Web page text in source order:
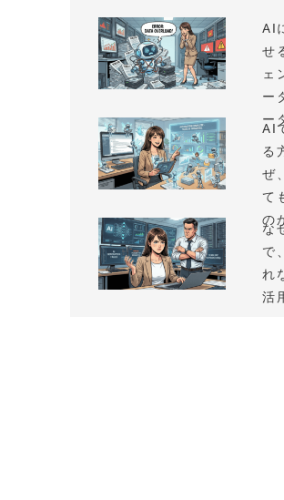
AI
せ
ェ
ー
ー
AI
る
ぜ
て
の
な
で
れ
活